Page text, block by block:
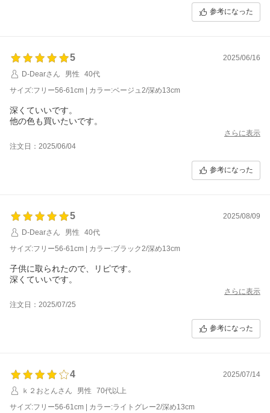
参考になった
5
2025/06/16
D-Dearさん
男性
40代
サイズ:フリー56-61cm | カラー:ベージュ2/深め13cm
深くていいです。
他の色も買いたいです。
さらに表示
注文日：2025/06/04
参考になった
5
2025/08/09
D-Dearさん
男性
40代
サイズ:フリー56-61cm | カラー:ブラック2/深め13cm
子供に取られたので、リピです。
深くていいです。
さらに表示
注文日：2025/07/25
参考になった
4
2025/07/14
ｋ２おとんさん
男性
70代以上
サイズ:フリー56-61cm | カラー:ライトグレー2/深め13cm